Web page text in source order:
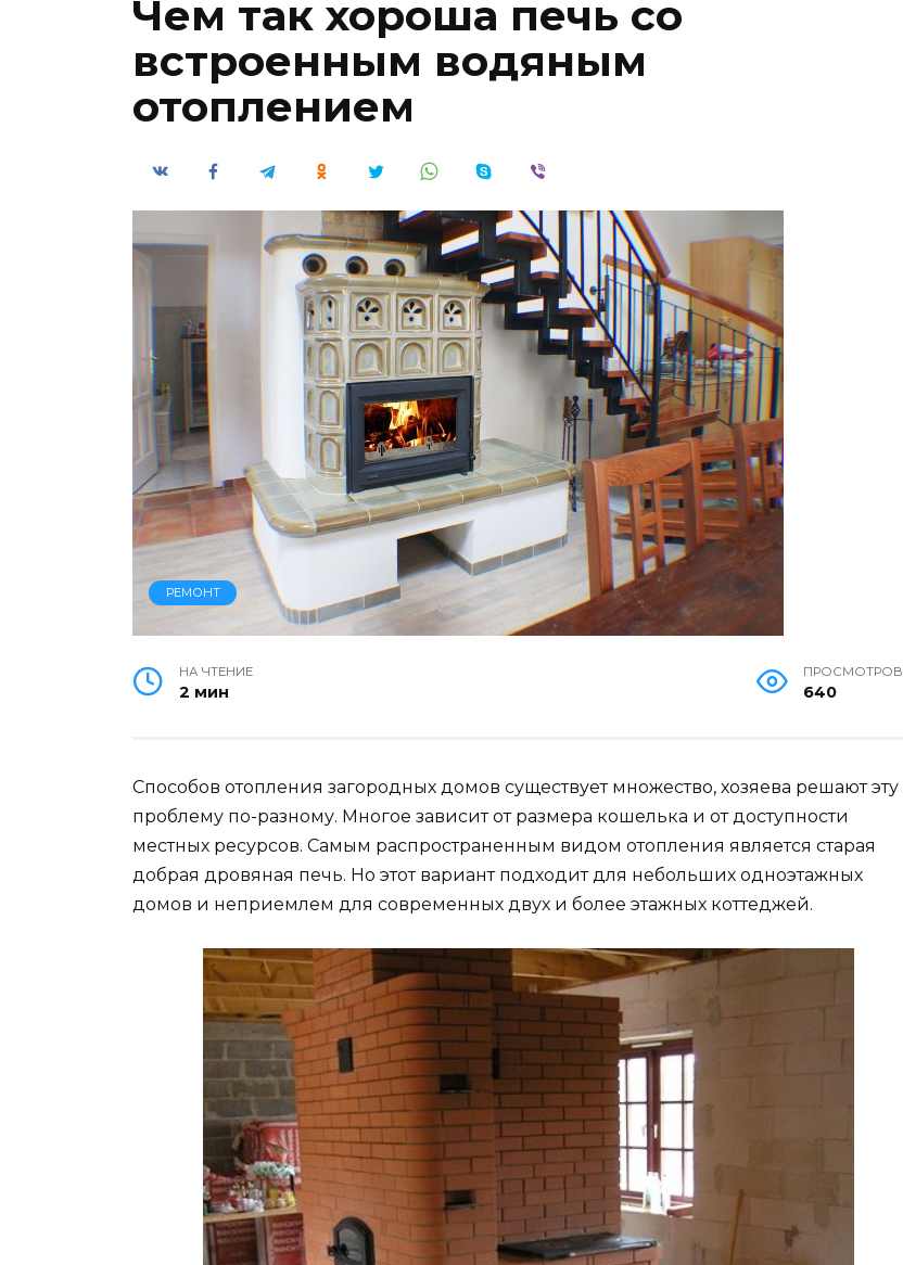
Чем так хороша печь со
встроенным водяным
отоплением
РЕМОНТ
НА ЧТЕНИЕ
2 мин
ПРОСМОТРОВ
640
Способов отопления загородных домов существует множество, хозяева решают эту
проблему по-разному. Многое зависит от размера кошелька и от доступности
местных ресурсов. Самым распространенным видом отопления является старая
добрая дровяная печь. Но этот вариант подходит для небольших одноэтажных
домов и неприемлем для современных двух и более этажных коттеджей.